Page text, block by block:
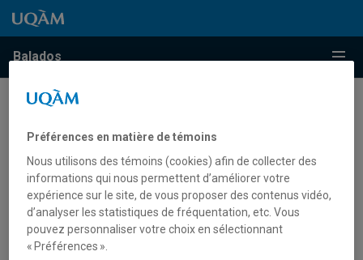
Passer au contenu
Accéder au menu principal
Accéder à la recherche
Passer au contenu
Accéder au menu principal
Balados Menu
Recherche web
Préférences en matière de témoins
Nous utilisons des témoins (cookies) afin de collecter des
informations qui nous permettent d’améliorer votre
expérience sur le site, de vous proposer des contenus vidéo,
d’analyser les statistiques de fréquentation, etc. Vous
pouvez personnaliser votre choix en sélectionnant
« Préférences ».